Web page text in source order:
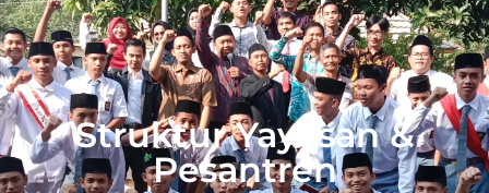
Struktur Yayasan &
Pesantren